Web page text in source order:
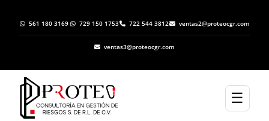
561 180 3169 729 150 1753 722 544 3812 ventas2@proteocgr.com
ventas3@proteocgr.com
☰